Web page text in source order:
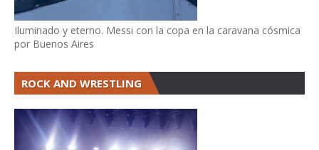
Iluminado y eterno. Messi con la copa en la caravana cósmica
por Buenos Aires
ROCK AND WRESTLING